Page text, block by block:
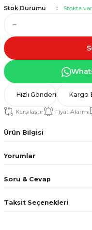
Stok Durumu
Stokta var
Hızlı Gönderi Kargo
Karşılaştır Fiyat Alarmı
Ürün Bilgisi
Yorumlar
Soru & Cevap
Taksit Seçenekleri